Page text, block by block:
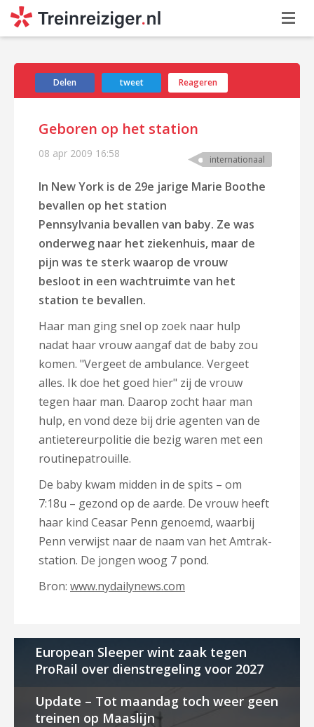
Delen tweet Reageren
Geboren op het station
08 apr 2009 16:58 internationaal
In New York is de 29e jarige Marie Boothe
bevallen op het station
Pennsylvania bevallen van baby. Ze was
onderweg naar het ziekenhuis, maar de
pijn was te sterk waarop de vrouw
besloot in een wachtruimte van het
station te bevallen.
Haar man ging snel op zoek naar hulp
nadat haar vrouw aangaf dat de baby zou
komen. "Vergeet de ambulance. Vergeet
alles. Ik doe het goed hier" zij de vrouw
tegen haar man. Daarop zocht haar man
hulp, en vond deze bij drie agenten van de
antietereurpolitie die bezig waren met een
routinepatrouille.
De baby kwam midden in de spits – om
7:18u – gezond op de aarde. De vrouw heeft
haar kind Ceasar Penn genoemd, waarbij
Penn verwijst naar de naam van het Amtrak-
station. De jongen woog 7 pond.
Bron: www.nydailynews.com
European Sleeper wint zaak tegen
ProRail over dienstregeling voor 2027
Update – Tot maandag toch weer geen
treinen op Maaslijn